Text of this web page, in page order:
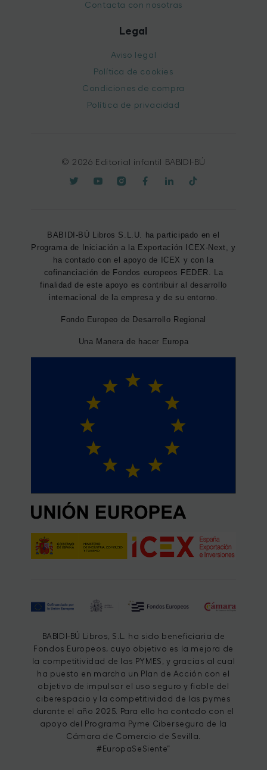
Contacta con nosotras
Legal
Aviso legal
Política de cookies
Condiciones de compra
Política de privacidad
© 2026 Editorial infantil BABIDI-BÚ
BABIDI-BÚ Libros S.L.U. ha participado en el
Programa de Iniciación a la Exportación ICEX-Next, y
ha contado con el apoyo de ICEX y con la
cofinanciación de Fondos europeos FEDER. La
finalidad de este apoyo es contribuir al desarrollo
internacional de la empresa y de su entorno.
Fondo Europeo de Desarrollo Regional
Una Manera de hacer Europa
BABIDI-BÚ Libros, S.L. ha sido beneficiaria de
Fondos Europeos, cuyo objetivo es la mejora de
la competitividad de las PYMES, y gracias al cual
ha puesto en marcha un Plan de Acción con el
objetivo de impulsar el uso seguro y fiable del
ciberespacio y la competitividad de las pymes
durante el año 2025. Para ello ha contado con el
apoyo del Programa Pyme Cibersegura de la
Cámara de Comercio de Sevilla.
#EuropaSeSiente”